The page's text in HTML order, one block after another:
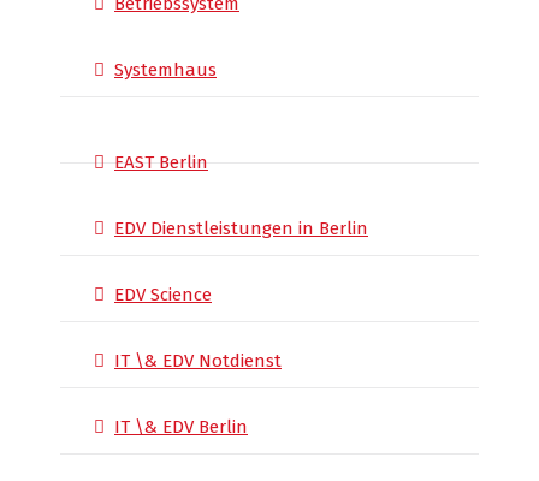
Systemhaus
EAST Berlin
EDV Dienstleistungen in Berlin
EDV Science
IT \& EDV Notdienst
IT \& EDV Berlin